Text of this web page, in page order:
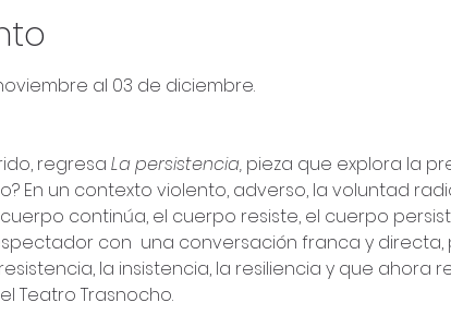
al 03 de diciembre.
regresa La persistencia, pieza que explora la
En un contexto violento, adverso, la voluntad
continúa, el cuerpo resiste, el cuerpo
con  una conversación franca y
la insistencia, la resiliencia y que ahora
Teatro Trasnocho.